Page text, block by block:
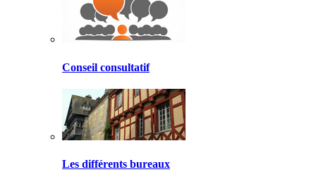
Conseil consultatif
Les différents bureaux